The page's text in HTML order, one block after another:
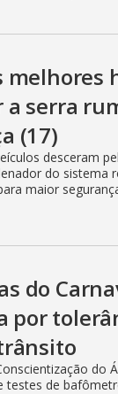
melhores
a serra
(17)
desceram
do sistema
maior
do
por
do
testes de